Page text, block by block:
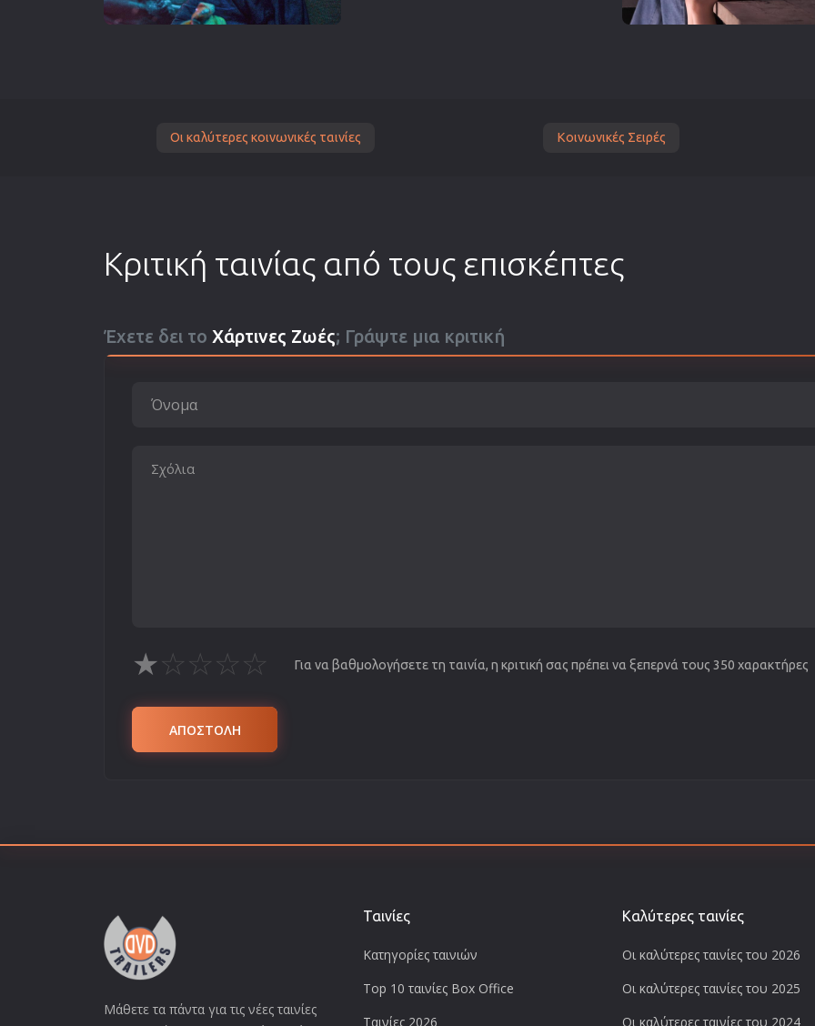
Οι καλύτερες κοινωνικές ταινίες Κοινωνικές Σειρές
Κριτική ταινίας από τους επισκέπτες
Έχετε δει το Χάρτινες Ζωές; Γράψτε μια κριτική
★☆☆☆☆ Για να βαθμολογήσετε τη ταινία, η κριτική σας πρέπει να ξεπερνά τους 350 χαρακτήρες
ΑΠΟΣΤΟΛΗ
Μάθετε τα πάντα για τις νέες ταινίες
Ταινίες
Κατηγορίες ταινιών
Top 10 ταινίες Box Office
Ταινίες 2026
Καλύτερες ταινίες
Οι καλύτερες ταινίες του 2026
Οι καλύτερες ταινίες του 2025
Οι καλύτερες ταινίες του 2024